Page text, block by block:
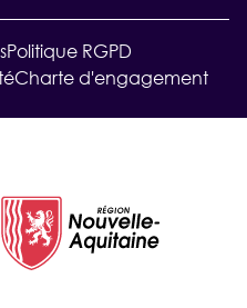
Politique RGPD
Charte d'engagement